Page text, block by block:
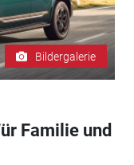
Bildergalerie
Familie und